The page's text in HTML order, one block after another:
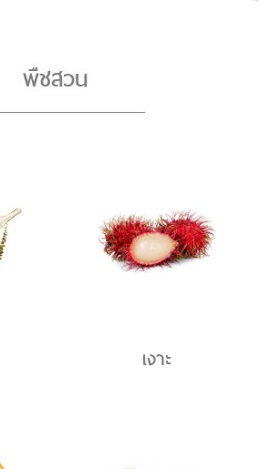
พืชสวน
เงาะ